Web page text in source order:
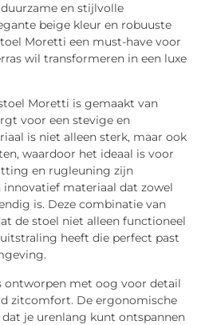
en stijlvolle
beige kleur en robuuste
Moretti een must-have voor
wil transformeren in een luxe
Moretti is gemaakt van
voor een stevige en
is niet alleen sterk, maar ook
waardoor het ideaal is voor
en rugleuning zijn
innovatief materiaal dat zowel
is. Deze combinatie van
de stoel niet alleen functioneel
heeft die perfect past
ontworpen met oog voor detail
zitcomfort. De ergonomische
je urenlang kunt ontspannen